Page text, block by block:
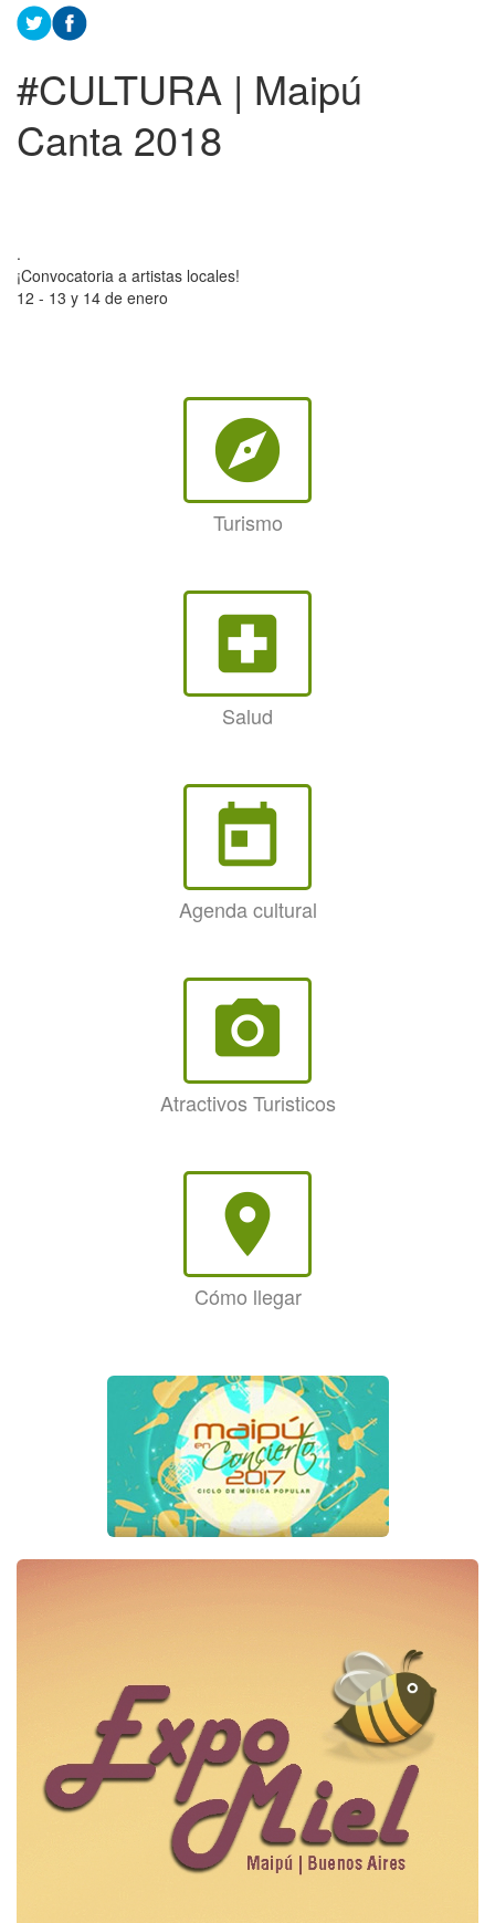
#CULTURA | Maipú
Canta 2018
.
¡Convocatoria a artistas locales!
12 - 13 y 14 de enero
explore
Turismo
local_hospital
Salud
today
Agenda cultural
photo_camera
Atractivos Turisticos
room
Cómo llegar